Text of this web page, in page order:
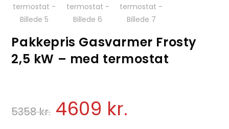
Pakkepris Gasvarmer Frosty
2,5 kW – med termostat
5358kr. 4609 kr.